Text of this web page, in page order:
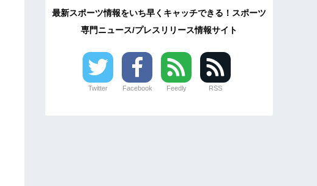
最新スポーツ情報をいち早くキャッチできる！スポーツ
専門ニュース/プレスリリース情報サイト
Twitter Facebook Feedly RSS